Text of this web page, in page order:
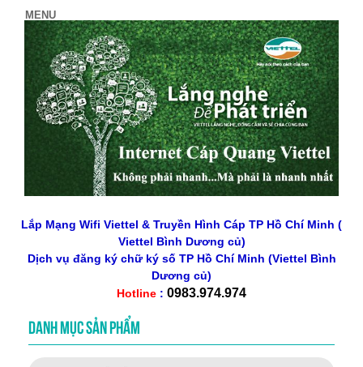
Lắp Mạng Wifi Viettel & Truyền Hình Cáp TP Hồ Chí Minh (
Viettel Bình Dương củ)
Dịch vụ đăng ký chữ ký số TP Hồ Chí Minh (Viettel Bình
Dương củ)
Hotline : 0983.974.974
DANH MỤC SẢN PHẨM